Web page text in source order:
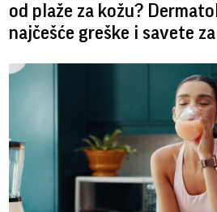
od plaže za kožu?
najčešće greške i savete